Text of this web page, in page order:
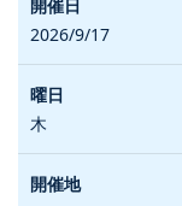
2026/9/17
木